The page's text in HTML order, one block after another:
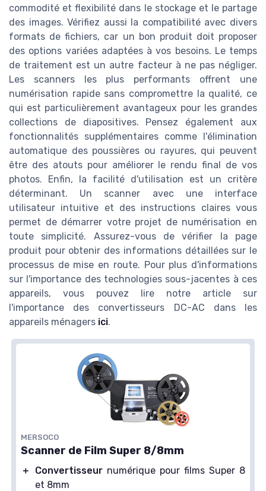
commodité et flexibilité dans le stockage et le partage
des images. Vérifiez aussi la compatibilité avec divers
formats de fichiers, car un bon produit doit proposer
des options variées adaptées à vos besoins. Le temps
de traitement est un autre facteur à ne pas négliger.
Les scanners les plus performants offrent une
numérisation rapide sans compromettre la qualité, ce
qui est particulièrement avantageux pour les grandes
collections de diapositives. Pensez également aux
fonctionnalités supplémentaires comme l'élimination
automatique des poussières ou rayures, qui peuvent
être des atouts pour améliorer le rendu final de vos
photos. Enfin, la facilité d'utilisation est un critère
déterminant. Un scanner avec une interface
utilisateur intuitive et des instructions claires vous
permet de démarrer votre projet de numérisation en
toute simplicité. Assurez-vous de vérifier la page
produit pour obtenir des informations détaillées sur le
processus de mise en route. Pour plus d'informations
sur l'importance des technologies sous-jacentes à ces
appareils, vous pouvez lire notre article sur
l'importance des convertisseurs DC-AC dans les
appareils ménagers ici.
MERSOCO
Scanner de Film Super 8/8mm
＋ Convertisseur numérique pour films Super 8
et 8mm